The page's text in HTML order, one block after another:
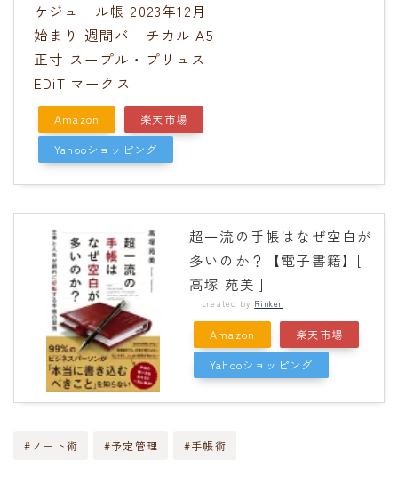
ケジュール帳 2023年12月
始まり 週間バーチカル A5
正寸 スープル・プリュス
EDiT マークス
Amazon
楽天市場
Yahooショッピング
超一流の手帳はなぜ空白が
多いのか？【電子書籍】[
高塚 苑美 ]
created by Rinker
Amazon
楽天市場
Yahooショッピング
#ノート術 #予定管理 #手帳術